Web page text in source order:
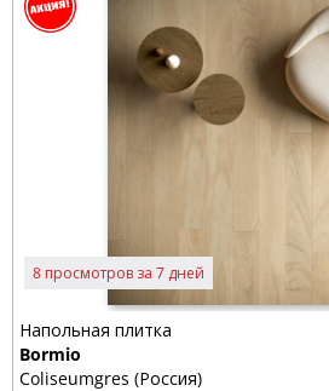
8 просмотров за 7 дней
Напольная плитка
Bormio
Coliseumgres (Россия)